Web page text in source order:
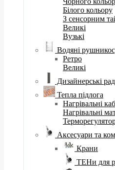
Білого кольору
З сенсорним
Великі
Вузькі
Водяні
Ретро
Великі
Дизайнерські
Тепла підлога
Нагрівальні
Нагрівальні
Аксесуари та
Крани
ТЕНи для